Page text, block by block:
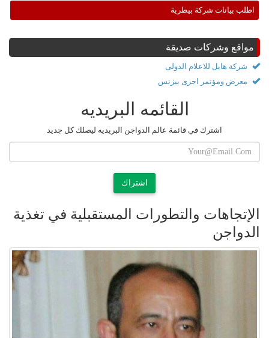
اطلب بيانات شركة بيطرية
مواقع وشركات صديقة
شركة هايل للاعلام الدولى
معرض ومؤتمر اجرى بيزنس
القائمه البريديه
اشترك في قائمة عالم الدواجن البريديه ليصلك كل جديد
اشتراك
الإتجاهات والتطورات المستقبلية في تغذية
الدواجن